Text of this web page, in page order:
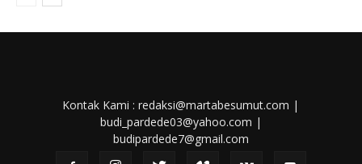
Kontak Kami : redaksi@martabesumut.com |
budi_pardede03@yahoo.com |
budipardede7@gmail.com